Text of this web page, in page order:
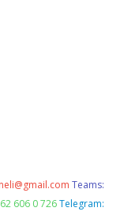
Teams:
606 0 726 Telegram: